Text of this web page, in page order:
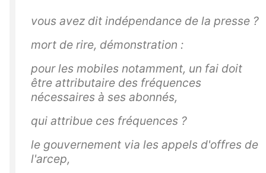
vous avez dit indépendance de la presse ?
mort de rire, démonstration :
pour les mobiles notamment, un fai doit
être attributaire des fréquences
nécessaires à ses abonnés,
qui attribue ces fréquences ?
le gouvernement via les appels d'offres de
l'arcep,